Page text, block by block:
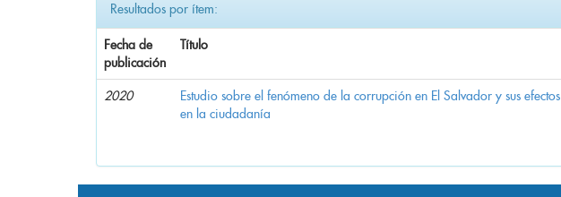
Resultados por ítem:
Fecha de
publicación
Título
2020
Estudio sobre el fenómeno de la corrupción en El Salvador y sus efectos
en la ciudadanía